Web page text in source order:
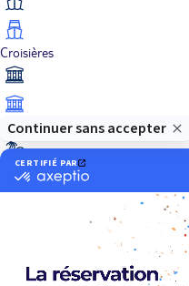
Croisières
Culture
Découverte